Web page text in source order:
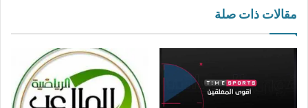
مقالات ذات صلة